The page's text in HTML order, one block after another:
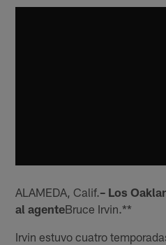
ALAMEDA, Calif.– Los
al agenteBruce Irvin.**
Irvin estuvo cuatro